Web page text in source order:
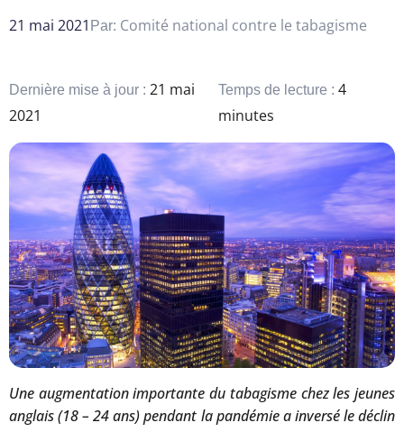
21 mai 2021 Par: Comité national contre le tabagisme
Dernière mise à jour : 21 mai
2021
Temps de lecture : 4
minutes
Une augmentation importante du tabagisme chez les jeunes
anglais (18 – 24 ans) pendant la pandémie a inversé le déclin